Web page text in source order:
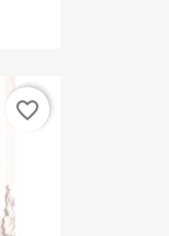
favorite_border